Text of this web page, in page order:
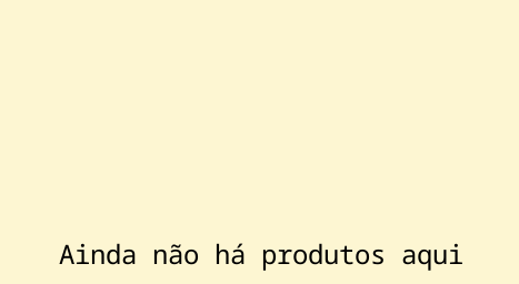
Ainda não há produtos aqui